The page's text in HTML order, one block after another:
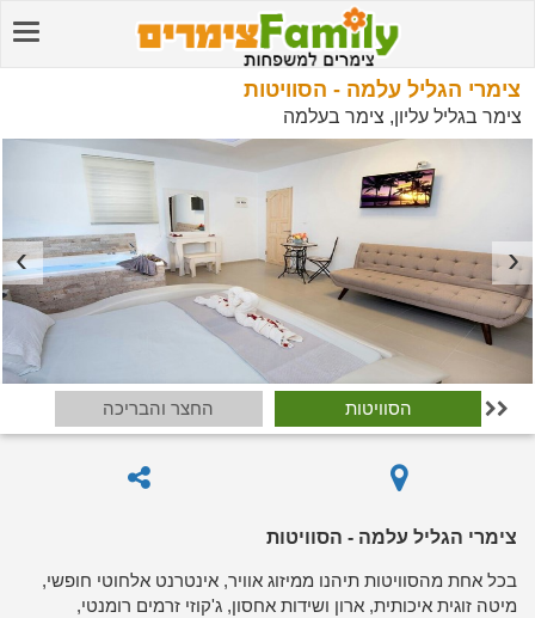
צימרי הגליל עלמה - הסוויטות
צימר בגליל עליון, צימר בעלמה
הסוויטות החצר והבריכה 
צימרי הגליל עלמה - הסוויטות
בכל אחת מהסוויטות תיהנו ממיזוג אוויר, אינטרנט אלחוטי חופשי,
מיטה זוגית איכותית, ארון ושידות אחסון, ג'קוזי זרמים רומנטי,